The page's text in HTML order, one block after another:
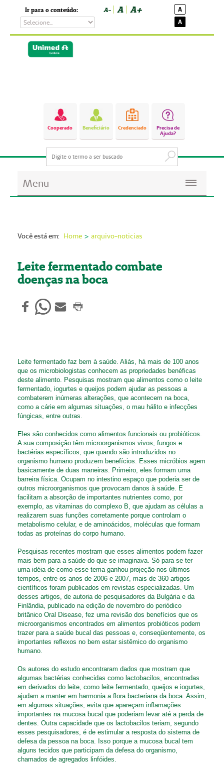
Ir para o conteúdo: A- A A+
A
A
Cooperado Beneficiário Credenciado
Precisa de
Ajuda?
Menu
Imprensa
Fale Conosco
Você está em: Home arquivo-noticias
Leite fermentado combate
doenças na boca
Leite fermentado faz bem à saúde. Aliás, há mais de 100 anos
que os microbiologistas conhecem as propriedades benéficas
deste alimento. Pesquisas mostram que alimentos como o leite
fermentado, iogurtes e queijos podem ajudar as pessoas a
combaterem inúmeras alterações, que acontecem na boca,
como a cárie em algumas situações, o mau hálito e infecções
fúngicas, entre outras.
Eles são conhecidos como alimentos funcionais ou probióticos.
A sua composição têm microorganismos vivos, fungos e
bactérias específicos, que quando são introduzidos no
organismo humano produzem benefícios. Esses micróbios agem
basicamente de duas maneiras. Primeiro, eles formam uma
barreira física. Ocupam no intestino espaço que poderia ser de
outros microorganismos que provocam danos à saúde. E
facilitam a absorção de importantes nutrientes como, por
exemplo, as vitaminas do complexo B, que ajudam as células a
realizarem suas funções corretamente porque controlam o
metabolismo celular, e de aminoácidos, moléculas que formam
todas as proteínas do corpo humano.
Pesquisas recentes mostram que esses alimentos podem fazer
mais bem para a saúde do que se imaginava. Só para se ter
uma idéia de como esse tema ganhou projeção nos últimos
tempos, entre os anos de 2006 e 2007, mais de 360 artigos
científicos foram publicados em revistas especializadas. Um
desses artigos, de autoria de pesquisadores da Bulgária e da
Finlândia, publicado na edição de novembro do periódico
britânico Oral Disease, fez uma revisão dos benefícios que os
microorganismos encontrados em alimentos probióticos podem
trazer para a saúde bucal das pessoas e, conseqüentemente, os
importantes reflexos no bem estar sistêmico do organismo
humano.
Os autores do estudo encontraram dados que mostram que
algumas bactérias conhecidas como lactobacilos, encontradas
em derivados do leite, como leite fermentado, queijos e iogurtes,
ajudam a manter em harmonia a flora bacteriana da boca. Assim,
em algumas situações, evita que apareçam inflamações
importantes na mucosa bucal que poderiam levar até a perda de
dentes. Outra capacidade que os lactobacilos teriam, segundo
esses pesquisadores, é de estimular a resposta do sistema de
defesa da pessoa na boca. Isso porque a mucosa bucal tem
alguns tecidos que participam da defesa do organismo,
chamados de agregados linfóides.